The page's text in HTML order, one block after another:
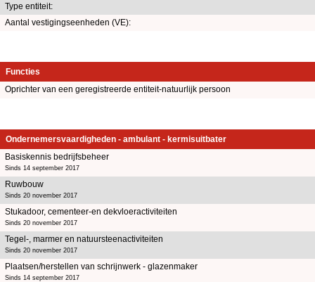
Type entiteit:
Aantal vestigingseenheden (VE):
Functies
Oprichter van een geregistreerde entiteit-natuurlijk persoon
Ondernemersvaardigheden - ambulant - kermisuitbater
Basiskennis bedrijfsbeheer
Sinds 14 september 2017
Ruwbouw
Sinds 20 november 2017
Stukadoor, cementeer-en dekvloeractiviteiten
Sinds 20 november 2017
Tegel-, marmer en natuursteenactiviteiten
Sinds 20 november 2017
Plaatsen/herstellen van schrijnwerk - glazenmaker
Sinds 14 september 2017